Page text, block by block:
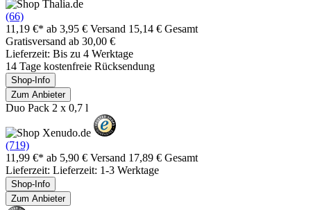
(66)
11,19 €* ab 3,95 € Versand 15,14 € Gesamt
Gratisversand ab 30,00 €
Lieferzeit: Bis zu 4 Werktage
14 Tage kostenfreie Rücksendung
Shop-Info
Zum Anbieter
Duo Pack 2 x 0,7 l
(719)
11,99 €* ab 5,90 € Versand 17,89 € Gesamt
Lieferzeit: Lieferzeit: 1-3 Werktage
Shop-Info
Zum Anbieter